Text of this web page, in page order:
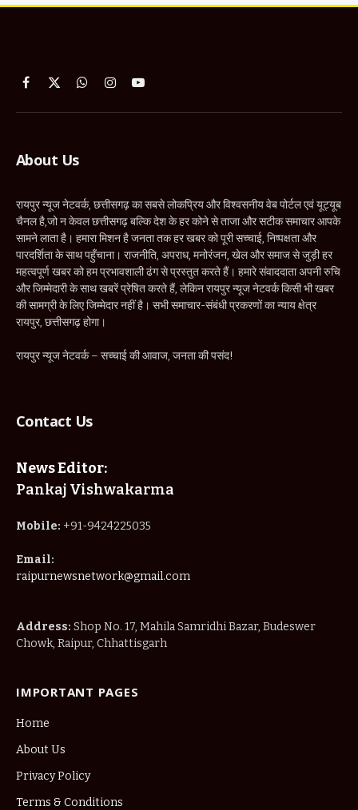
Facebook
X
WhatsApp
InstagramYouTube
About Us
रायपुर न्यूज नेटवर्क, छत्तीसगढ़ का सबसे लोकप्रिय और विश्वसनीय वेब पोर्टल एवं यूट्यूब
चैनल है,जो न केवल छत्तीसगढ़ बल्कि देश के हर कोने से ताजा और सटीक समाचार आपके
सामने लाता है। हमारा मिशन है जनता तक हर खबर को पूरी सच्चाई, निष्पक्षता और
पारदर्शिता के साथ पहुँचाना। राजनीति, अपराध, मनोरंजन, खेल और समाज से जुड़ी हर
महत्वपूर्ण खबर को हम प्रभावशाली ढंग से प्रस्तुत करते हैं। हमारे संवाददाता अपनी रुचि
और जिम्मेदारी के साथ खबरें प्रेषित करते हैं, लेकिन रायपुर न्यूज नेटवर्क किसी भी खबर
की सामग्री के लिए जिम्मेदार नहीं है। सभी समाचार-संबंधी प्रकरणों का न्याय क्षेत्र
रायपुर, छत्तीसगढ़ होगा।
रायपुर न्यूज नेटवर्क – सच्चाई की आवाज, जनता की पसंद!
Contact Us
News Editor:
Pankaj Vishwakarma
Mobile: +91-9424225035
Email:
raipurnewsnetwork@gmail.com
Address: Shop No. 17, Mahila Samridhi Bazar, Budeswer
Chowk, Raipur, Chhattisgarh
IMPORTANT PAGES
Home
About Us
Privacy Policy
Terms & Conditions